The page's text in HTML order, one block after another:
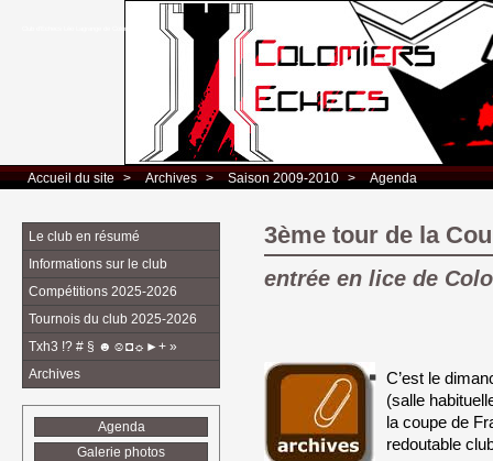
Club d’Echecs Léo Lagrange de Colomiers
Accueil du site > Archives > Saison 2009-2010 > Agenda
3ème tour de la
entrée en lice de
C’est le
(salle
la coupe de
redoutable
Le club en résumé
Informations sur le club
Compétitions 2025-2026
Tournois du club 2025-2026
Txh3 !? # § ☻☺◘☼►+ »
Archives
Agenda
Galerie photos